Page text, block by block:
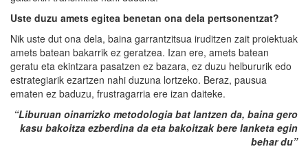
Uste duzu amets egitea benetan ona dela pertsonentzat?
Nik uste dut ona dela, baina garrantzitsua iruditzen zait proiektuak
amets batean bakarrik ez geratzea. Izan ere, amets batean
geratu eta ekintzara pasatzen ez bazara, ez duzu helbururik edo
estrategiarik ezartzen nahi duzuna lortzeko. Beraz, pausua
ematen ez baduzu, frustragarria ere izan daiteke.
“Liburuan oinarrizko metodologia bat lantzen da, baina gero
kasu bakoitza ezberdina da eta bakoitzak bere lanketa egin
behar du”